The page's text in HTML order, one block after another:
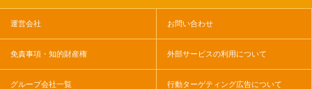
運営会社 お問い合わせ
免責事項・知的財産権 外部サービスの利用について
グループ会社一覧 行動ターゲティング広告について